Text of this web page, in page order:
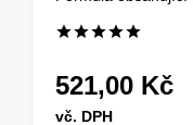
521,00 Kč
vč. DPH